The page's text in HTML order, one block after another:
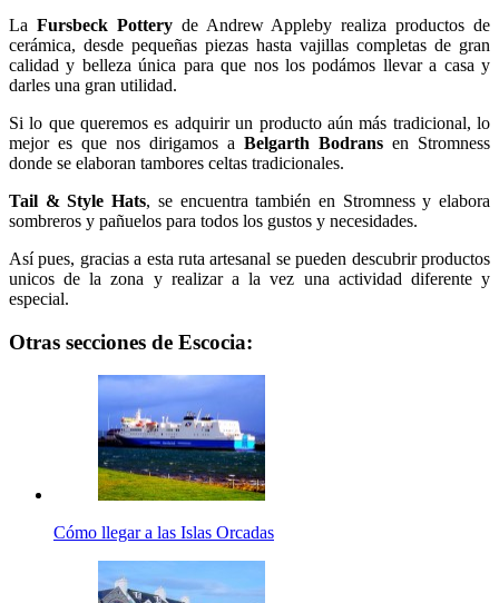
La Fursbeck Potteryde Andrew Appleby realiza productos de
cerámica, desde pequeñas piezas hasta vajillas completas de gran
calidad y belleza única para que nos los podámos llevar a casa y
darles una gran utilidad.
Si lo que queremos es adquirir un producto aún más tradicional, lo
mejor es que nos dirigamos a Belgarth Bodrans en Stromness
donde se elaboran tambores celtas tradicionales.
Tail & Style Hats, se encuentra también en Stromness y elabora
sombreros y pañuelos para todos los gustos y necesidades.
Así pues, gracias a esta ruta artesanal se pueden descubrir productos
unicos de la zona y realizar a la vez una actividad diferente y
especial.
Otras secciones de Escocia:
Cómo llegar a las Islas Orcadas